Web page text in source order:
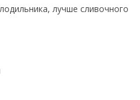
лучше сливочного